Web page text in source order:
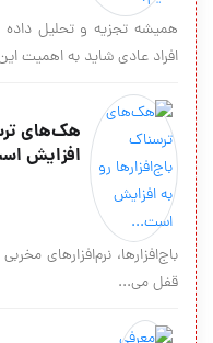
همیشه تجزیه و تحلیل داده
افراد عادی شاید به اهمیت
هک‌های
افزایش
باج‌افزارها، نرم‌افزارهای
قفل می‌...